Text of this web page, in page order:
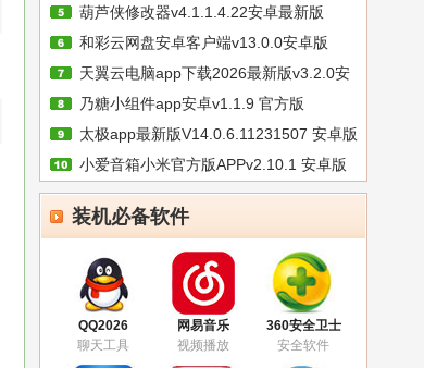
葫芦侠修改器v4.1.1.4.22安卓最新版
和彩云网盘安卓客户端v13.0.0安卓版
天翼云电脑app下载2026最新版v3.2.0安
卓
乃糖小组件app安卓v1.1.9 官方版
太极app最新版V14.0.6.11231507 安卓版
小爱音箱小米官方版APPv2.10.1 安卓版
装机必备软件
QQ2026
聊天工具
网易音乐
视频播放
360安全卫士
安全软件